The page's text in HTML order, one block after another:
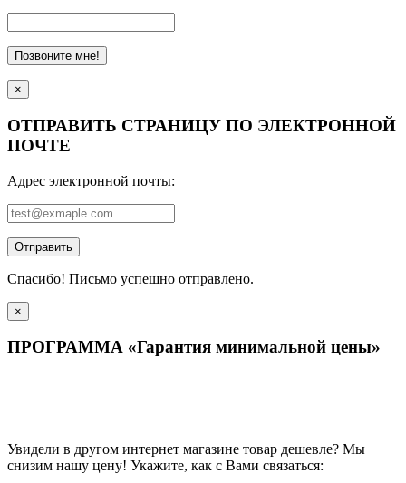
Позвоните мне!
×
ОТПРАВИТЬ СТРАНИЦУ ПО ЭЛЕКТРОННОЙ
ПОЧТЕ
Адрес электронной почты:
Отправить
Спасибо! Письмо успешно отправлено.
×
ПРОГРАММА «Гарантия минимальной цены»
Увидели в другом интернет магазине товар дешевле? Мы
снизим нашу цену! Укажите, как с Вами связаться: